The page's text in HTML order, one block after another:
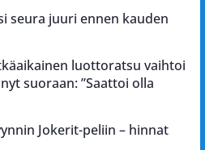
seura juuri ennen kauden
luottoratsu vaihtoi
suoraan: ”Saattoi olla
Jokerit-peliin – hinnat